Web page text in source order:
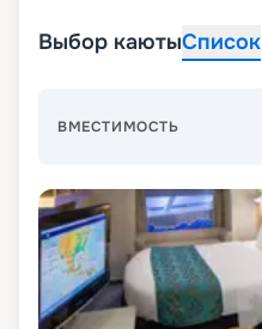
Выбор каютыСписок
ВМЕСТИМОСТЬ